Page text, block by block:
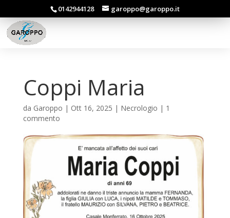
0142944128 garoppo@garoppo.it
Coppi Maria
da Garoppo | Ott 16, 2025 | Necrologio | 1
commento